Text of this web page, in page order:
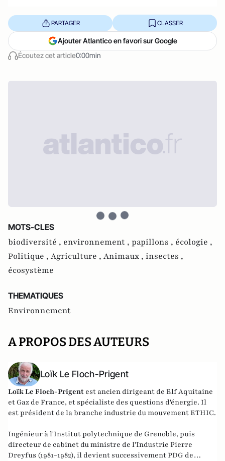
Écoutez cet article0:00min
PARTAGER CLASSER
Ajouter Atlantico en favori sur Google
MOTS-CLES
biodiversité , environnement , papillons , écologie ,
Politique , Agriculture , Animaux , insectes ,
écosystème
THEMATIQUES
Environnement
A PROPOS DES AUTEURS
Loïk Le Floch-Prigent
Loïk Le Floch-Prigent est ancien dirigeant de Elf Aquitaine
et Gaz de France, et spécialiste des questions d'énergie. Il
est président de la branche industrie du mouvement ETHIC.
Ingénieur à l'Institut polytechnique de Grenoble, puis
directeur de cabinet du ministre de l'Industrie Pierre
Dreyfus (1981-1982), il devient successivement PDG de